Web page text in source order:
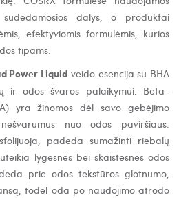
dalys, o produktai
efektyviomis formulėmis, kurios
tipams.
Power Liquid veido esencija su BHA
ir odos švaros palaikymui. Beta-
yra žinomos dėl savo gebėjimo
nuo odos paviršiaus.
padeda sumažinti riebalų
lygesnės bei skaistesnės odos
prie odos tekstūros glotnumo,
todėl oda po naudojimo atrodo